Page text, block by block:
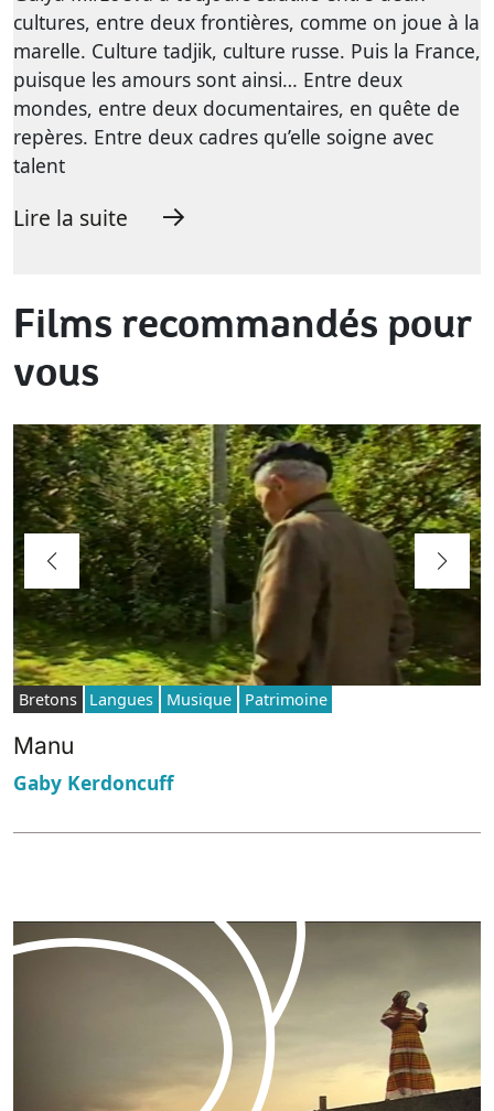
cultures, entre deux frontières, comme on joue à la
marelle. Culture tadjik, culture russe. Puis la France,
puisque les amours sont ainsi… Entre deux
mondes, entre deux documentaires, en quête de
repères. Entre deux cadres qu’elle soigne avec
talent
Lire la suite
Films recommandés pour
vous
Bretons Langues Musique Patrimoine
Manu
Gaby Kerdoncuff